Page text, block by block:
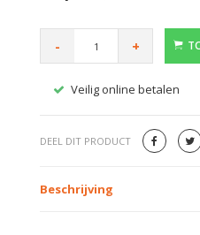
- +
Veilig online betalen
DEEL DIT PRODUCT
Beschrijving